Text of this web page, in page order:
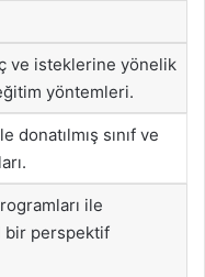
ve isteklerine yönelik
yöntemleri.
donatılmış sınıf ve
ile
bir perspektif